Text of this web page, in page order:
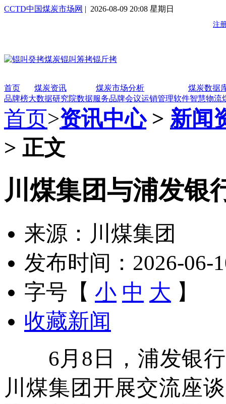
CCTD中国煤炭市场网 | 2026-08-09 20:08 星期日
首页 煤炭资讯 煤炭市场分析
煤炭数据
品牌榜大数据研究院数据服务品牌会议运销管理软件智慧物流
首页>资讯中心> 新闻
> 正文
川煤集团与浦发银
来源：川煤集团
发布时间：2026-06-
字号【 小 中 大 】
收藏新闻
6月8日，浦发银行
川煤集团开展交流座